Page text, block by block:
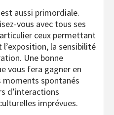
aussi primordiale.
vous avec tous ses
ceux permettant
la sensibilité
Une bonne
vous fera gagner en
spontanés
d’interactions
imprévues.